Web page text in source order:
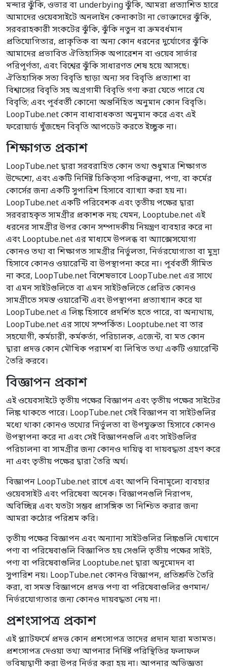
মন্দার ঝুঁকি, ওভার বা underbying ঝুঁকি, আমরা প্রত্যাশিত হারে
আমাদের ওয়েবসাইটে অনলাইন কেনাকাটা না ভোক্তাদের ঝুঁকি,
সরবরাহকারী সংকটের ঝুঁকি, ঝুঁকি নতুন বা ক্রমবর্ধমান
প্রতিযোগিতার, প্রাকৃতিক বা অন্য কোন ধরনের দুর্যোগের ঝুঁকি
আমাদের প্রভাবিত ঐতিহাসিক অপারেশন বা ওয়েব সার্ভার
পরিপূর্ণতা, এবং বিশ্বের ঝুঁকি সাধারণত শেষ হয়ে আসছে।
ঐতিহাসিক সত্য বিবৃতি ছাড়া অন্য সব বিবৃতি প্রত্যাশা বা
বিশ্বাসের বিবৃতি সহ অগ্রগামী বিবৃতি গণ্য করা যেতে পারে যে
বিবৃতি; এবং পূর্ববর্তী কোনো অন্তর্নিহিত অনুমান কোন বিবৃতি।
LoopTube.net কোন বাধ্যবাধকতা অনুমান করে এবং এই
ফরোয়ার্ড খুঁজছেন বিবৃতি আপডেট করতে ইচ্ছুক না।
শিক্ষাগত প্রকাশ
LoopTube.net দ্বারা সরবরাহিত কোন তথ্য শুধুমাত্র শিক্ষাগত
উদ্দেশ্যে, এবং একটি নির্দিষ্ট চিকিত্সা পরিকল্পনা, পণ্য, বা কর্মের
কোর্সের জন্য একটি সুপারিশ হিসাবে ব্যাখ্যা করা হয় না।
LoopTube.net একটি পরিবেশক এবং তৃতীয় পক্ষের দ্বারা
সরবরাহকৃত সামগ্রীর প্রকাশক নয়; যেমন, Looptube.net এই
ধরনের সামগ্রীর উপর কোন সম্পাদকীয় নিয়ন্ত্রণ ব্যবহার করে না
এবং Looptube.net এর মাধ্যমে উপলব্ধ বা অ্যাক্সেসযোগ্য
কোনও তথ্য বা শিক্ষাগত সামগ্রীর নির্ভুলতা, নির্ভরযোগ্যতা বা মুদ্রা
হিসাবে কোনও ওয়ারেন্টি বা উপস্থাপনা করে না। পূর্ববর্তী সীমিত
না করে, LoopTube.net বিশেষভাবে LoopTube.net এর সাথে
বা এমন সাইটগুলিতে বা এমন সাইটগুলিতে প্রেরিত কোনও
সামগ্রীতে সমস্ত ওয়ারেন্টি এবং উপস্থাপনা প্রত্যাখ্যান করে যা
LoopTube.net এ লিঙ্ক হিসাবে প্রদর্শিত হতে পারে, বা অন্যথায়,
LoopTube.net এর সাথে সম্পর্কিত। Looptube.net বা তার
সহযোগী, কর্মচারী, কর্মকর্তা, পরিচালক, এজেন্ট, বা মত কোন
দ্বারা প্রদত্ত কোন মৌখিক পরামর্শ বা লিখিত তথ্য একটি ওয়ারেন্টি
তৈরি করবে।
বিজ্ঞাপন প্রকাশ
এই ওয়েবসাইটে তৃতীয় পক্ষের বিজ্ঞাপন এবং তৃতীয় পক্ষের সাইটের
লিঙ্ক থাকতে পারে। LoopTube.net সেই বিজ্ঞাপন বা সাইটগুলির
মধ্যে থাকা কোনও তথ্যের নির্ভুলতা বা উপযুক্ততা হিসাবে কোনও
উপস্থাপনা করে না এবং সেই বিজ্ঞাপনগুলি এবং সাইটগুলির
পরিচালনা বা সামগ্রীর জন্য কোনও দায়িত্ব বা দায়বদ্ধতা গ্রহণ করে
না এবং তৃতীয় পক্ষের দ্বারা তৈরি অর্ঘ।
বিজ্ঞাপন LoopTube.net রাখে এবং আপনি বিনামূল্যে ব্যবহার
ওয়েবসাইট এবং পরিষেবা অনেক। বিজ্ঞাপনগুলি নিরাপদ,
অবিচ্ছিন্ন এবং যতটা সম্ভব প্রাসঙ্গিক তা নিশ্চিত করার জন্য
আমরা কঠোর পরিশ্রম করি।
তৃতীয় পক্ষের বিজ্ঞাপন এবং অন্যান্য সাইটগুলির লিঙ্কগুলি যেখানে
পণ্য বা পরিষেবাগুলি বিজ্ঞাপিত হয় সেগুলি তৃতীয় পক্ষের সাইট,
পণ্য বা পরিষেবাগুলির Looptube.net দ্বারা অনুমোদন বা
সুপারিশ নয়। LoopTube.net কোনও বিজ্ঞাপন, প্রতিশ্রুতি তৈরি
করা, বা সমস্ত বিজ্ঞাপনে প্রদত্ত পণ্য বা পরিষেবাগুলির গুণমান/
নির্ভরযোগ্যতার জন্য কোনও দায়বদ্ধতা নেয় না।
প্রশংসাপত্র প্রকাশ
এই প্ল্যাটফর্মে প্রদত্ত কোন প্রশংসাপত্র তাদের প্রদান যারা মতামত।
প্রশংসাপত্র দেওয়া তথ্য আপনার নির্দিষ্ট পরিস্থিতির ফলাফল
ভবিষ্যদ্বাণী করা উপর নির্ভর করা হয় না। আপনার অভিজ্ঞতা